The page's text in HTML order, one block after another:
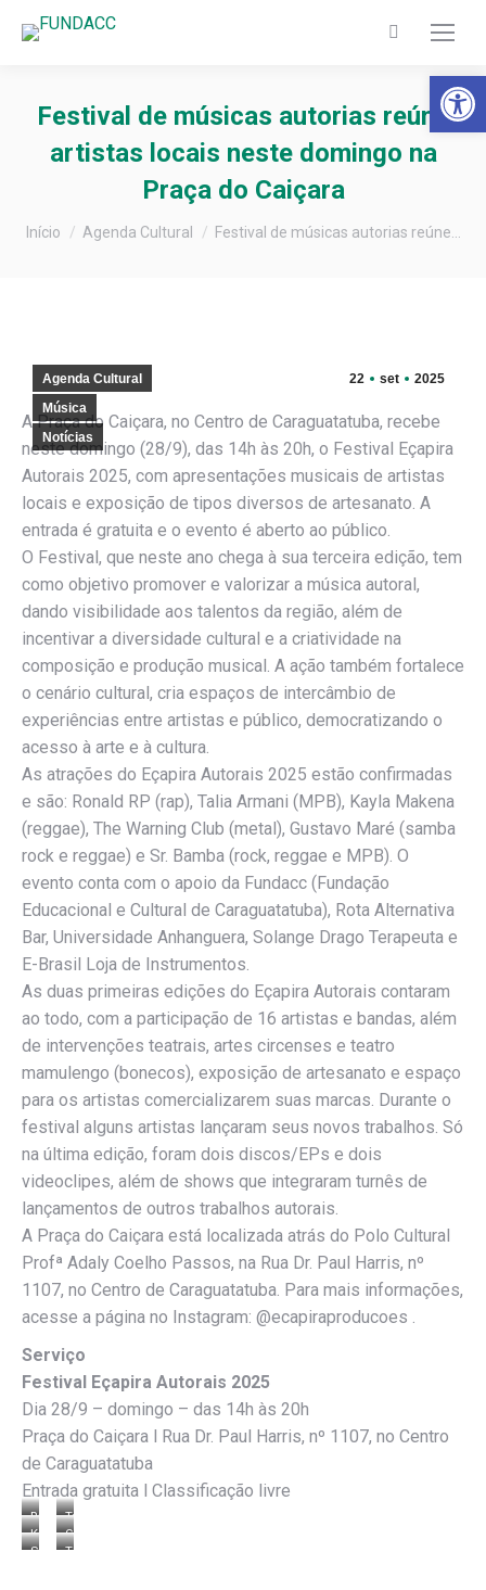
Barra de
Search:
Festival de músicas autorias reúne
artistas locais neste domingo na
Praça do Caiçara
Você está aqui:
Início Agenda Cultural Festival de músicas autorias reúne…
22 set 2025
Agenda Cultural
Música
Notícias
A Praça do Caiçara, no Centro de Caraguatatuba, recebe
neste domingo (28/9), das 14h às 20h, o Festival Eçapira
Autorais 2025, com apresentações musicais de artistas
locais e exposição de tipos diversos de artesanato. A
entrada é gratuita e o evento é aberto ao público.
O Festival, que neste ano chega à sua terceira edição, tem
como objetivo promover e valorizar a música autoral,
dando visibilidade aos talentos da região, além de
incentivar a diversidade cultural e a criatividade na
composição e produção musical. A ação também fortalece
o cenário cultural, cria espaços de intercâmbio de
experiências entre artistas e público, democratizando o
acesso à arte e à cultura.
As atrações do Eçapira Autorais 2025 estão confirmadas
e são: Ronald RP (rap), Talia Armani (MPB), Kayla Makena
(reggae), The Warning Club (metal), Gustavo Maré (samba
rock e reggae) e Sr. Bamba (rock, reggae e MPB). O
evento conta com o apoio da Fundacc (Fundação
Educacional e Cultural de Caraguatatuba), Rota Alternativa
Bar, Universidade Anhanguera, Solange Drago Terapeuta e
E-Brasil Loja de Instrumentos.
As duas primeiras edições do Eçapira Autorais contaram
ao todo, com a participação de 16 artistas e bandas, além
de intervenções teatrais, artes circenses e teatro
mamulengo (bonecos), exposição de artesanato e espaço
para os artistas comercializarem suas marcas. Durante o
festival alguns artistas lançaram seus novos trabalhos. Só
na última edição, foram dois discos/EPs e dois
videoclipes, além de shows que integraram turnês de
lançamentos de outros trabalhos autorais.
A Praça do Caiçara está localizada atrás do Polo Cultural
Profª Adaly Coelho Passos, na Rua Dr. Paul Harris, nº
1107, no Centro de Caraguatatuba. Para mais informações,
acesse a página no Instagram: @ecapiraproducoes .
Serviço
Festival Eçapira Autorais 2025
Dia 28/9 – domingo – das 14h às 20h
Praça do Caiçara l Rua Dr. Paul Harris, nº 1107, no Centro
de Caraguatatuba
Entrada gratuita l Classificação livre
Ronald
RP
Talia
Armani
Kayla
Makena
Gustavo
Maré
Sr.
The